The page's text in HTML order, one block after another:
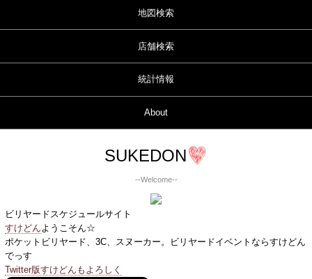
地図検索
店舗検索
統計情報
About
SUKEDON
--Welcome--
ビリヤードスケジュールサイト
すけどんようこそん☆
ポケットビリヤード、3C、スヌーカー。ビリヤードイベントならすけどん
でっす
Twitter版すけどんもよろしく